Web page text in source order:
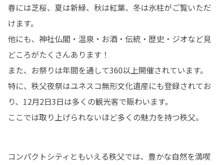
春には芝桜、夏は新緑、秋は紅葉、冬は氷柱がご覧いただ
けます。
他にも、神社仏閣・温泉・お酒・伝統・歴史・ジオなど見
どころがたくさんあります！
また、お祭りは年間を通して360以上開催されています。
特に、秩父夜祭はユネスコ無形文化遺産にも登録されてお
り、12月2日3日は多くの観光客で賑わいます。
ここでは取り上げられないほど多くの魅力を持つ秩父。
コンパクトシティともいえる秩父では、豊かな自然を満喫